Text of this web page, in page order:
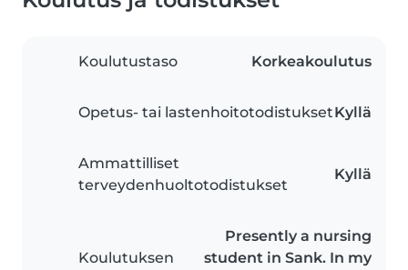
Koulutustaso Korkeakoulutus
Opetus- tai lastenhoitotodistuksetKyllä
Ammattilliset
terveydenhuoltotodistukset
Kyllä
Koulutuksen
Presently a nursing
student in Sank. In my